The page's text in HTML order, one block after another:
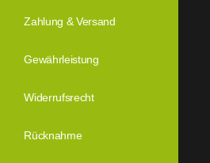
Zahlung & Versand
Gewährleistung
Widerrufsrecht
Rücknahme